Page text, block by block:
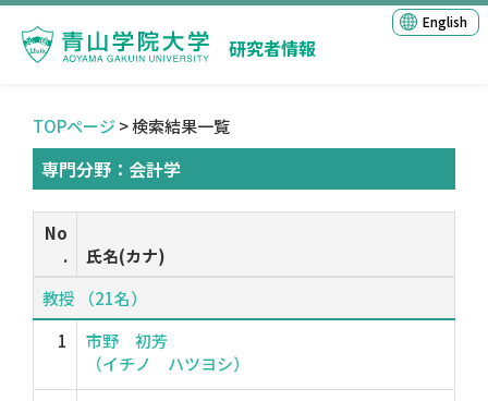
研究者情報
English
TOPページ > 検索結果一覧
専門分野：会計学
No
.
氏名(カナ)
教授 （21名）
1
市野 初芳
（イチノ ハツヨシ）